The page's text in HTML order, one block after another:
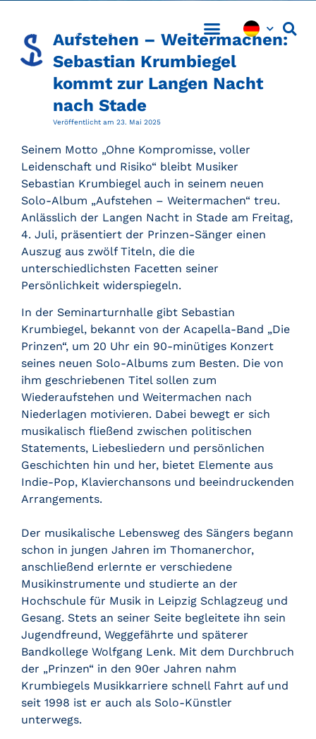
Aufstehen – Weitermachen:
Sebastian Krumbiegel
kommt zur Langen Nacht
nach Stade
Veröffentlicht am 23. Mai 2025
Seinem Motto „Ohne Kompromisse, voller
Leidenschaft und Risiko“ bleibt Musiker
Sebastian Krumbiegel auch in seinem neuen
Solo-Album „Aufstehen – Weitermachen“ treu.
Anlässlich der Langen Nacht in Stade am Freitag,
4. Juli, präsentiert der Prinzen-Sänger einen
Auszug aus zwölf Titeln, die die
unterschiedlichsten Facetten seiner
Persönlichkeit widerspiegeln.
In der Seminarturnhalle gibt Sebastian
Krumbiegel, bekannt von der Acapella-Band „Die
Prinzen“, um 20 Uhr ein 90-minütiges Konzert
seines neuen Solo-Albums zum Besten. Die von
ihm geschriebenen Titel sollen zum
Wiederaufstehen und Weitermachen nach
Niederlagen motivieren. Dabei bewegt er sich
musikalisch fließend zwischen politischen
Statements, Liebesliedern und persönlichen
Geschichten hin und her, bietet Elemente aus
Indie-Pop, Klavierchansons und beeindruckenden
Arrangements.
Der musikalische Lebensweg des Sängers begann
schon in jungen Jahren im Thomanerchor,
anschließend erlernte er verschiedene
Musikinstrumente und studierte an der
Hochschule für Musik in Leipzig Schlagzeug und
Gesang. Stets an seiner Seite begleitete ihn sein
Jugendfreund, Weggefährte und späterer
Bandkollege Wolfgang Lenk. Mit dem Durchbruch
der „Prinzen“ in den 90er Jahren nahm
Krumbiegels Musikkarriere schnell Fahrt auf und
seit 1998 ist er auch als Solo-Künstler
unterwegs.